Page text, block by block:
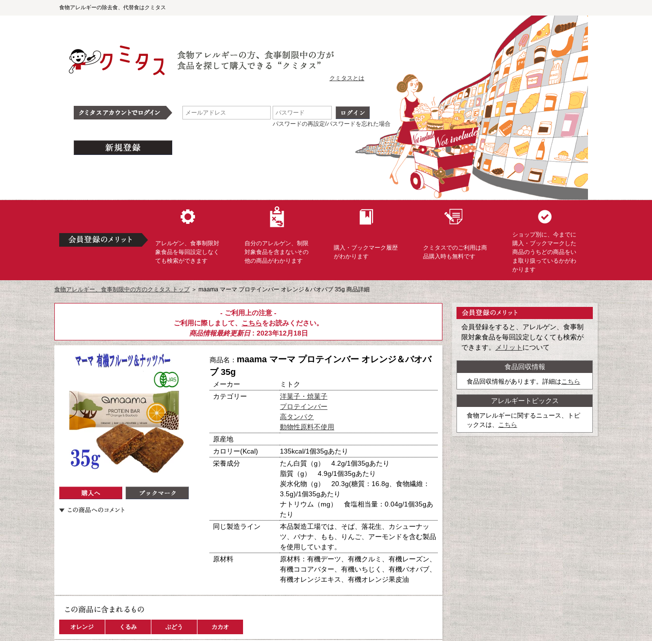
食物アレルギーの除去食、代替食はクミタス
クミタスとは
パスワードの再設定/パスワードを忘れた場合
アレルゲン、食事制限対
象食品を毎回設定しなく
ても検索ができます
自分のアレルゲン、制限
対象食品を含まないその
他の商品がわかります
購入・ブックマーク履歴
がわかります
クミタスでのご利用は商
品購入時も無料です
ショップ別に、今までに
購入・ブックマークした
商品のうちどの商品をい
ま取り扱っているかがわ
かります
食物アレルギー、食事制限中の方のクミタス トップ＞maama マーマ プロテインバー オレンジ＆バオバブ 35g 商品詳細
- ご利用上の注意 -
ご利用に際しまして、 こちらをお読みください。
商品情報最終更新日: 2023年12月18日
商品名： maama マーマ プロテインバー オレンジ＆バオバ
ブ 35g
メーカー
ミトク
カテゴリー
洋菓子・焼菓子
プロテインバー
高タンパク
動物性原料不使用
原産地
カロリー(Kcal)
135kcal/1個35gあたり
栄養成分
たん白質（g） 4.2g/1個35gあたり
脂質（g） 4.9g/1個35gあたり
炭水化物（g） 20.3g(糖質：16.8g、食物繊維：
3.5g)/1個35gあたり
ナトリウム（mg） 食塩相当量：0.04g/1個35gあ
たり
同じ製造ライン
本品製造工場では、そば、落花生、カシューナッ
ツ、バナナ、もも、りんご、アーモンドを含む製品
を使用しています。
原材料
原材料：有機デーツ、有機クルミ、有機レーズン、
有機ココアバター、有機いちじく、有機バオバブ、
有機オレンジエキス、有機オレンジ果皮油
オレンジ くるみ ぶどう カカオ
会員登録をすると、アレルゲン、食事制
限対象食品を毎回設定しなくても検索が
できます。メリットについて
食品回収情報
食品回収情報があります。詳細は こちら
アレルギートピックス
食物アレルギーに関するニュース、トピ
ックスは、
こちら